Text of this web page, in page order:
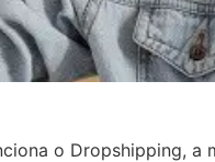
o Dropshipping, a